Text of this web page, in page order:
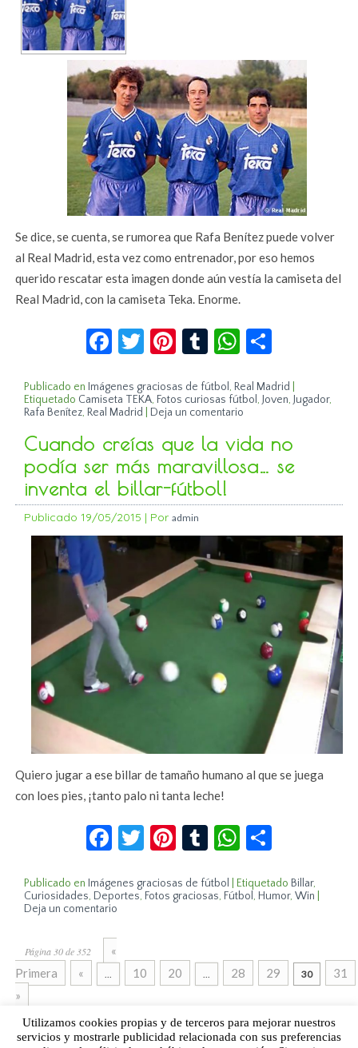
Se dice, se cuenta, se rumorea que Rafa Benítez puede volver
al Real Madrid, esta vez como entrenador, por eso hemos
querido rescatar esta imagen donde aún vestía la camiseta del
Real Madrid, con la camiseta Teka. Enorme.
Facebook
Twitter
Pinterest
TumblrWhatsApp
Publicado en Imágenes graciosas de fútbol , Real Madrid
Etiquetado Camiseta TEKA, Fotos curiosas fútbol , Joven, Jugador,
Rafa Benítez, Real Madrid Deja un comentario
Cuando creías que la vida no
podía ser más maravillosa… se
inventa el billar-fútbol!
Publicado 19/05/2015 | Por admin
Quiero jugar a ese billar de tamaño humano al que se juega
con loes pies, ¡tanto palo ni tanta leche!
Facebook
Twitter
Pinterest
TumblrWhatsApp
Publicado en Imágenes graciosas de fútbol Etiquetado Billar,
Curiosidades, Deportes, Fotos graciosas, Fútbol , Humor,Win
Deja un comentario
Página 30 de 352
«
Primera
« 10 20 28 29 30
31
»
Utilizamos cookies propias y de terceros para mejorar nuestros
servicios y mostrarle publicidad relacionada con sus preferencias